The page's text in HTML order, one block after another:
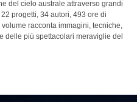
del cielo australe attraverso grandi
progetti, 34 autori, 493 ore di
racconta immagini, tecniche,
delle più spettacolari meraviglie del